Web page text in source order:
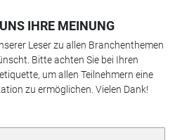
IHRE MEINUNG
Leser zu allen Branchenthemen
Bitte achten Sie bei Ihren
um allen Teilnehmern eine
zu ermöglichen. Vielen Dank!